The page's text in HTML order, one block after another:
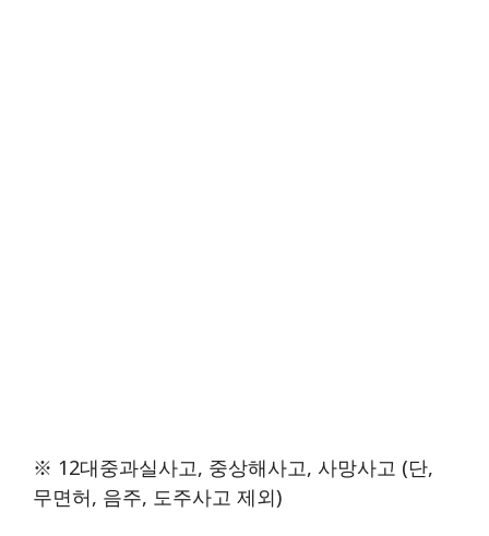
※ 12대중과실사고, 중상해사고, 사망사고 (단,
무면허, 음주, 도주사고 제외)